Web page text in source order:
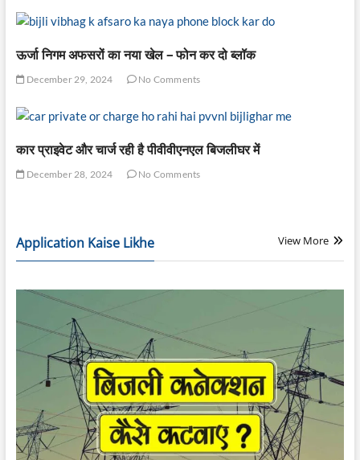
ऊर्जा निगम अफसरों का नया खेल – फोन कर दो ब्लॉक
December 29, 2024 No Comments
कार प्राइवेट और चार्ज रही है पीवीवीएनएल बिजलीघर में
December 28, 2024 No Comments
Application Kaise Likhe View More